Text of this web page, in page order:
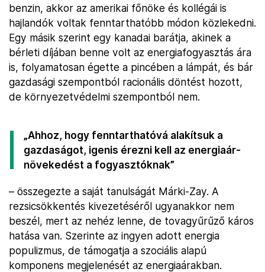
benzin, akkor az amerikai főnöke és kollégái is
hajlandók voltak fenntarthatóbb módon közlekedni.
Egy másik szerint egy kanadai barátja, akinek a
bérleti díjában benne volt az energiafogyasztás ára
is, folyamatosan égette a pincében a lámpát, és bár
gazdasági szempontból racionális döntést hozott,
de környezetvédelmi szempontból nem.
„Ahhoz, hogy fenntarthatóvá alakítsuk a
gazdaságot, igenis érezni kell az energiaár-
növekedést a fogyasztóknak”
– összegezte a saját tanulságát Márki-Zay. A
rezsicsökkentés kivezetéséről ugyanakkor nem
beszél, mert az nehéz lenne, de tovagyűrűző káros
hatása van. Szerinte az ingyen adott energia
populizmus, de támogatja a szociális alapú
komponens megjelenését az energiaárakban.